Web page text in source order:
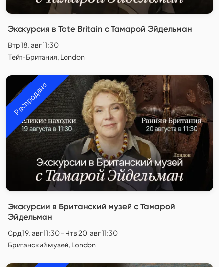
Экскурсия в Tate Britain с Тамарой Эйдельман
Втр 18. авг 11:30
Тейт-Британия, London
Распродано
Экскурсии в Британский музей с Тамарой
Эйдельман
Срд 19. авг 11:30 - Чтв 20. авг 11:30
Британский музей, London